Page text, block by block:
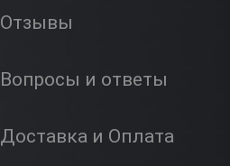
Отзывы
Вопросы и ответы
Доставка и Оплата